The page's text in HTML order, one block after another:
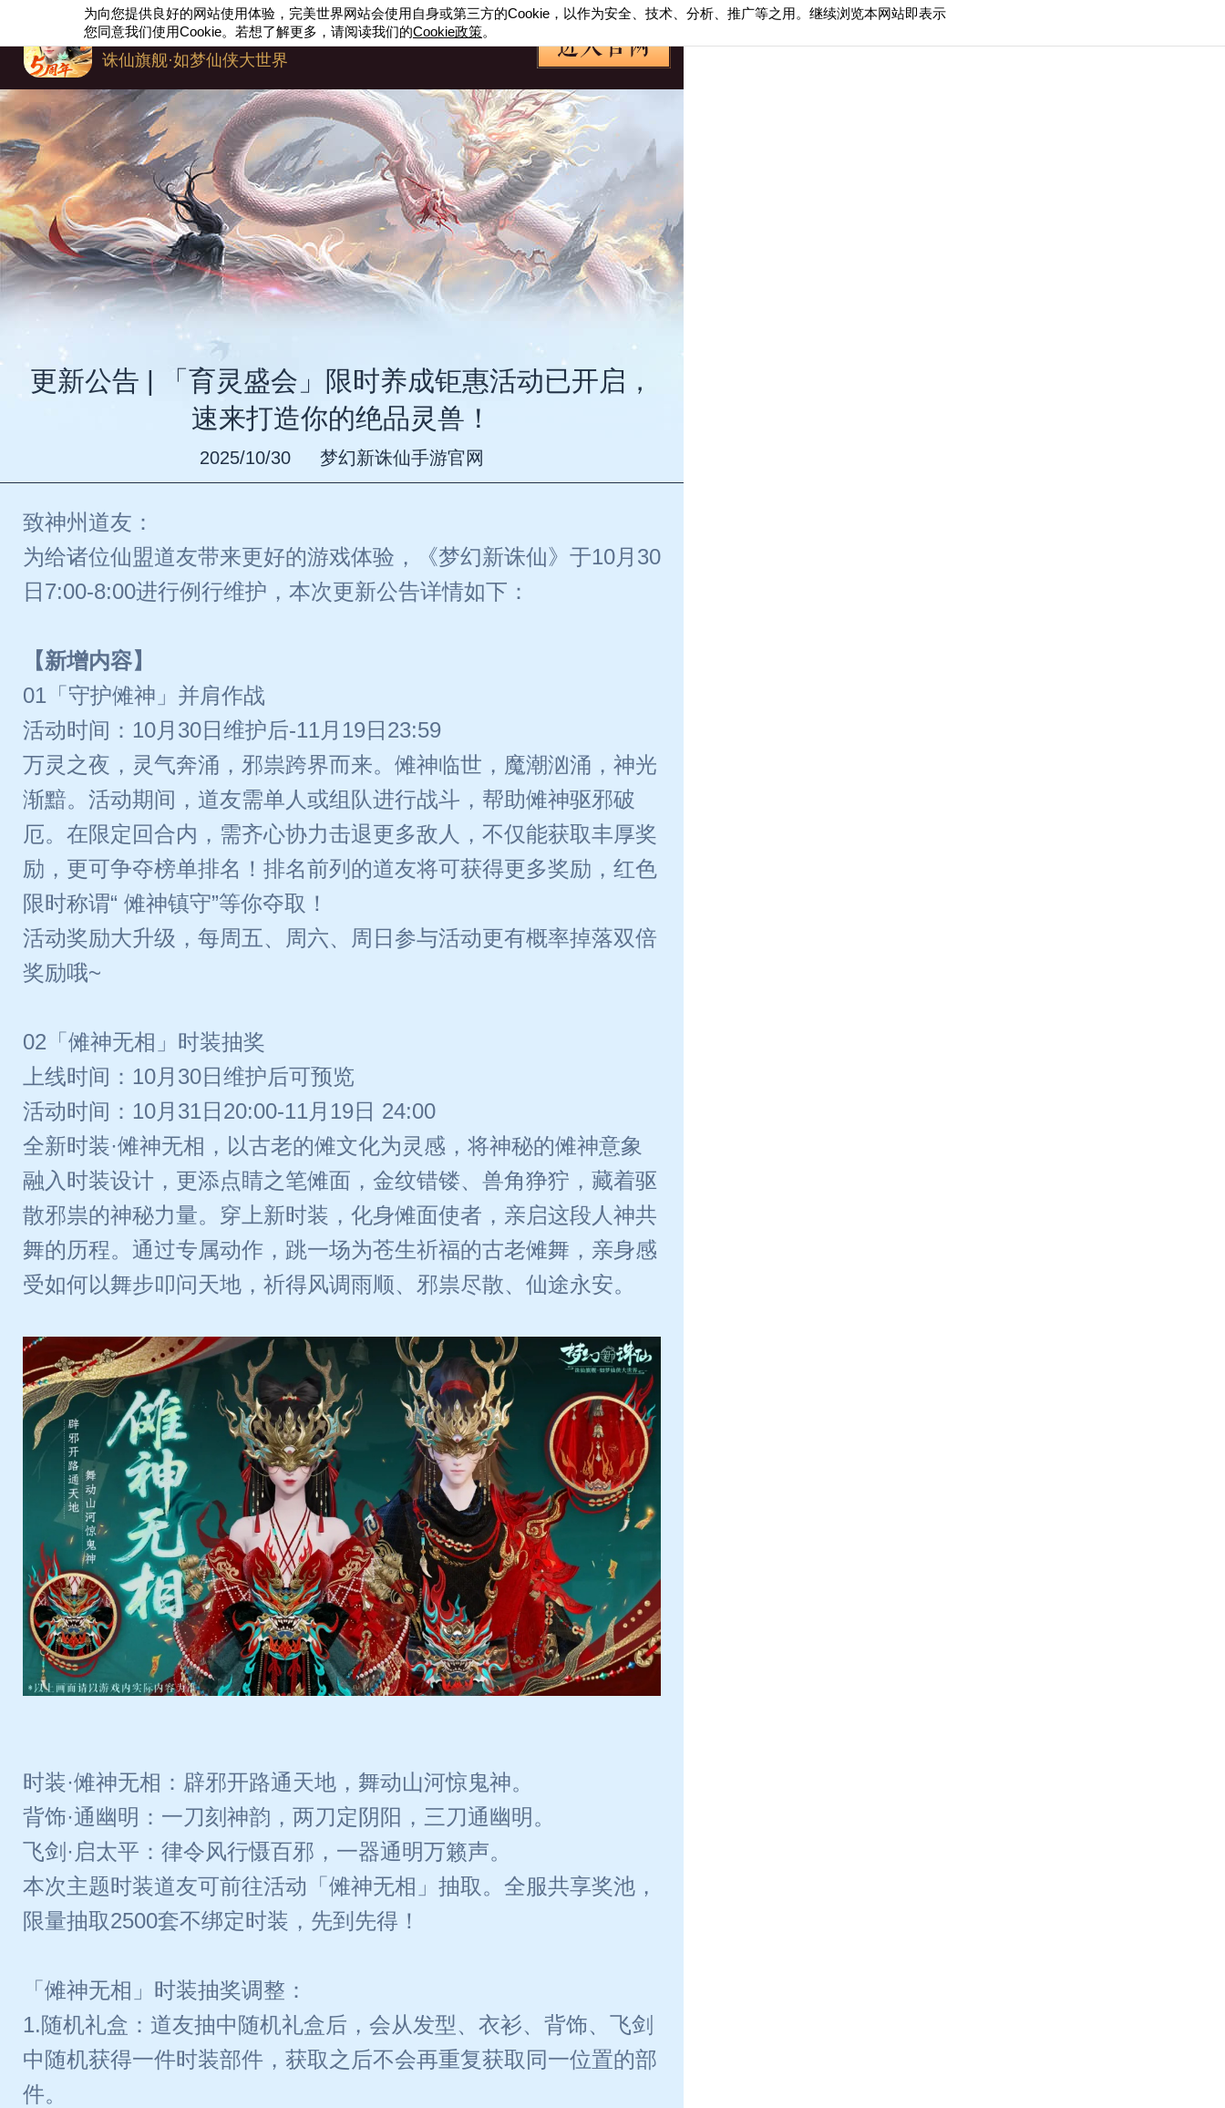
更新公告 | 「育灵盛会」限时养成钜惠活动已开启，
速来打造你的绝品灵兽！
2025/10/30 梦幻新诛仙手游官网
致神州道友：
为给诸位仙盟道友带来更好的游戏体验，《梦幻新诛仙》于10月30
日7:00-8:00进行例行维护，本次更新公告详情如下：
【新增内容】
01「守护傩神」并肩作战
活动时间：10月30日维护后-11月19日23:59
万灵之夜，灵气奔涌，邪祟跨界而来。傩神临世，魔潮汹涌，神光
渐黯。活动期间，道友需单人或组队进行战斗，帮助傩神驱邪破
厄。在限定回合内，需齐心协力击退更多敌人，不仅能获取丰厚奖
励，更可争夺榜单排名！排名前列的道友将可获得更多奖励，红色
限时称谓“ 傩神镇守”等你夺取！
活动奖励大升级，每周五、周六、周日参与活动更有概率掉落双倍
奖励哦~
02「傩神无相」时装抽奖
上线时间：10月30日维护后可预览
活动时间：10月31日20:00-11月19日 24:00
全新时装·傩神无相，以古老的傩文化为灵感，将神秘的傩神意象
融入时装设计，更添点睛之笔傩面，金纹错镂、兽角狰狞，藏着驱
散邪祟的神秘力量。穿上新时装，化身傩面使者，亲启这段人神共
舞的历程。通过专属动作，跳一场为苍生祈福的古老傩舞，亲身感
受如何以舞步叩问天地，祈得风调雨顺、邪祟尽散、仙途永安。
时装·傩神无相：辟邪开路通天地，舞动山河惊鬼神。
背饰·通幽明：一刀刻神韵，两刀定阴阳，三刀通幽明。
飞剑·启太平：律令风行慑百邪，一器通明万籁声。
本次主题时装道友可前往活动「傩神无相」抽取。全服共享奖池，
限量抽取2500套不绑定时装，先到先得！
「傩神无相」时装抽奖调整：
1.随机礼盒：道友抽中随机礼盒后，会从发型、衣衫、背饰、飞剑
中随机获得一件时装部件，获取之后不会再重复获取同一位置的部
件。
为向您提供良好的网站使用体验，完美世界网站会使用自身或第三方的Cookie ，以作为安全、技术、分析、推广等之用。继续浏览本网站即表示
您同意我们使用Cookie。若想了解更多，请阅读我们的Cookie政策。
梦幻新诛仙
诛仙旗舰·如梦仙侠大世界